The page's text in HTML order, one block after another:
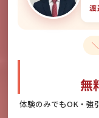
渡
無
体験のみでもOK・強
無料体験